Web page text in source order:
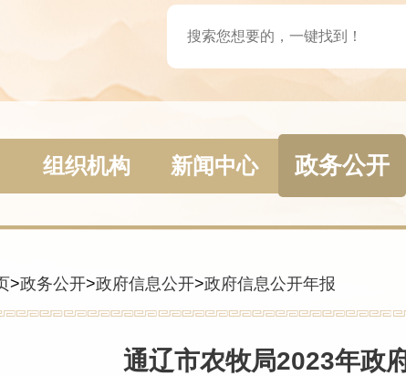
组织机构 新闻中心 政务公开
>政务公开>政府信息公开>政府信息公开年报
通辽市农牧局2023年政